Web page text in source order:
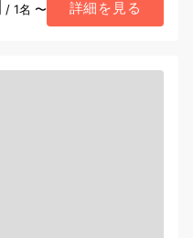
/ 1名 〜 詳細を見る